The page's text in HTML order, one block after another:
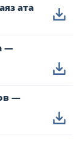
ата
—
—